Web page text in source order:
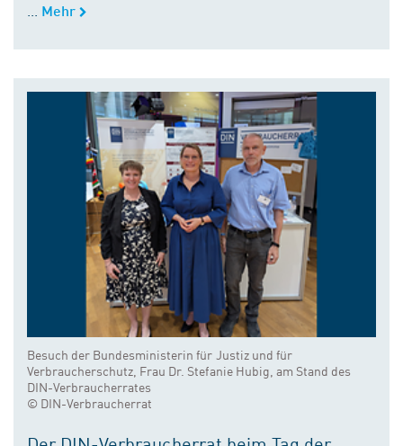
Mehr
Besuch der Bundesministerin für Justiz und für
Verbraucherschutz, Frau Dr. Stefanie Hubig, am Stand des
DIN-Verbraucherrates
© DIN-Verbraucherrat